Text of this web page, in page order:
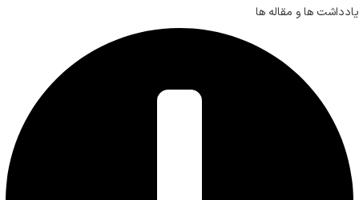
یادداشت ها و مقاله ها